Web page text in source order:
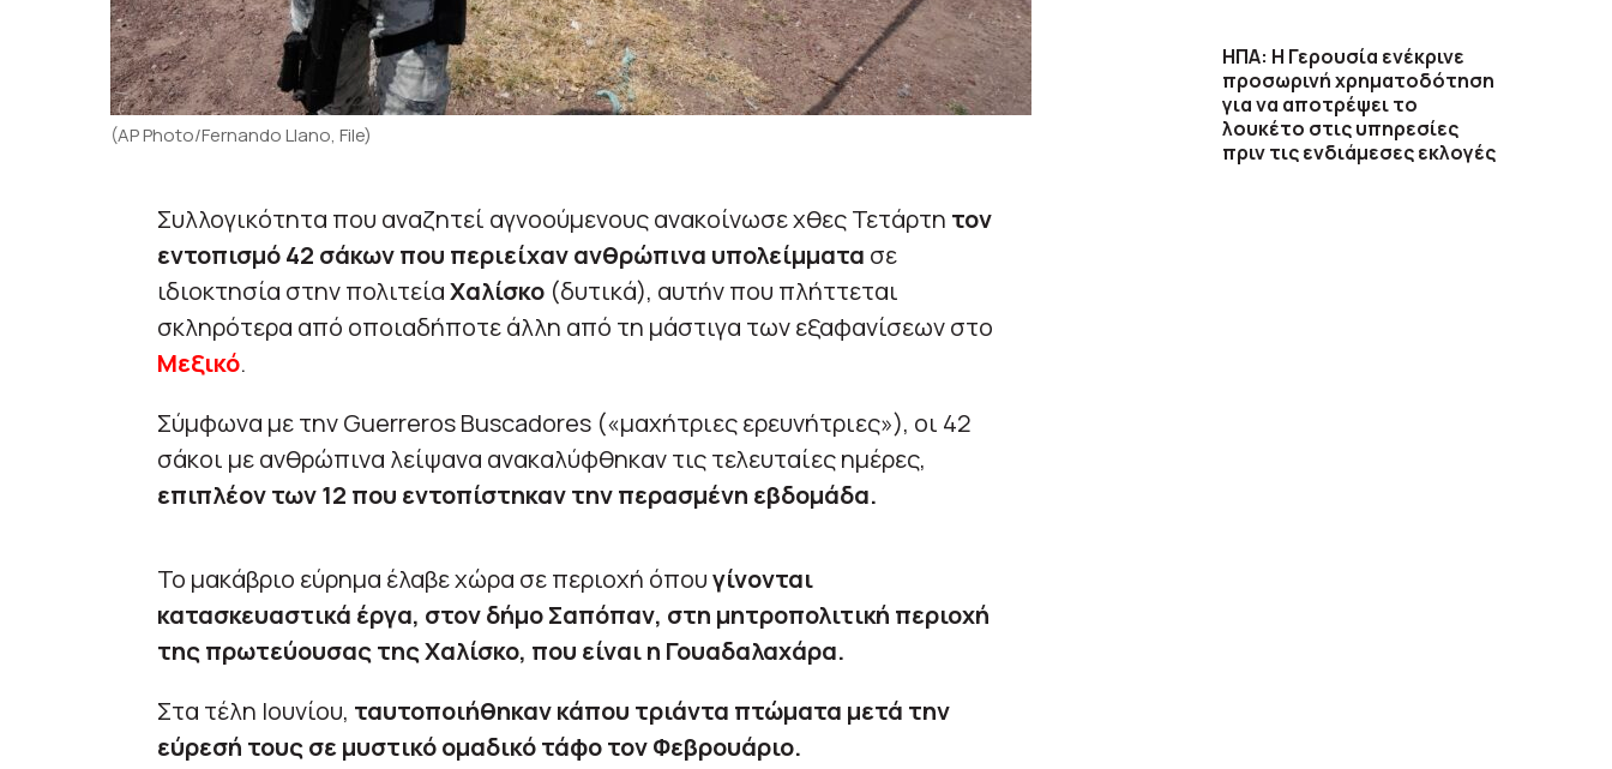
(AP Photo/Fernando Llano, File)
Συλλογικότητα που αναζητεί αγνοούμενους ανακοίνωσε χθες Τετάρτη τον
εντοπισμό 42 σάκων που περιείχαν ανθρώπινα υπολείμματα σε
ιδιοκτησία στην πολιτείαΧαλίσκο (δυτικά), αυτήν που πλήττεται
σκληρότερα από οποιαδήποτε άλλη από τη μάστιγα των εξαφανίσεων στο
Μεξικό.
Σύμφωνα με την Guerreros Buscadores («μαχήτριες ερευνήτριες»), οι 42
σάκοι με ανθρώπινα λείψανα ανακαλύφθηκαν τις τελευταίες ημέρες,
επιπλέον των 12 που εντοπίστηκαν την περασμένη εβδομάδα.
Το μακάβριο εύρημα έλαβε χώρα σε περιοχή όπουγίνονται
κατασκευαστικά έργα, στον δήμο Σαπόπαν, στη μητροπολιτική περιοχή
της πρωτεύουσας της Χαλίσκο, που είναι η Γουαδαλαχάρα.
Στα τέλη Ιουνίου, ταυτοποιήθηκαν κάπου τριάντα πτώματα μετά την
εύρεσή τους σε μυστικό ομαδικό τάφο τον Φεβρουάριο.
ΗΠΑ: Η Γερουσία ενέκρινε
προσωρινή χρηματοδότηση
για να αποτρέψει το
λουκέτο στις υπηρεσίες
πριν τις ενδιάμεσες εκλογές